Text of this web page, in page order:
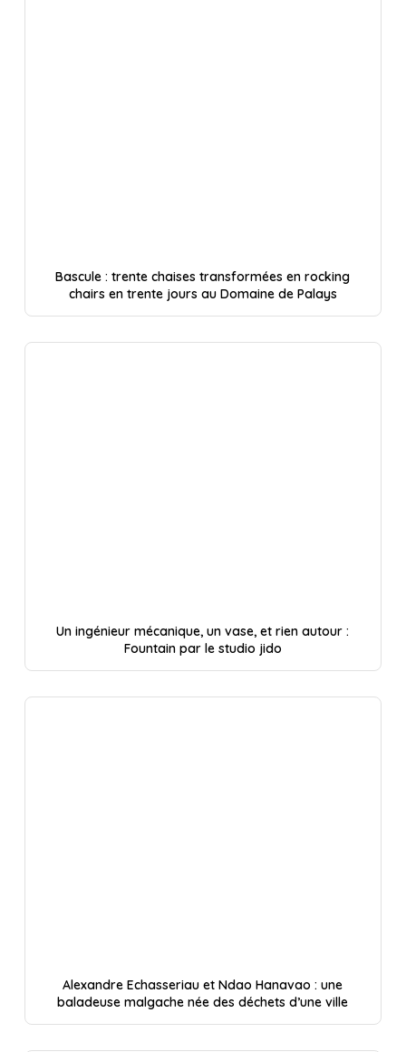
Bascule : trente chaises transformées en rocking
chairs en trente jours au Domaine de Palays
Un ingénieur mécanique, un vase, et rien autour :
Fountain par le studio jido
Alexandre Echasseriau et Ndao Hanavao : une
baladeuse malgache née des déchets d’une ville